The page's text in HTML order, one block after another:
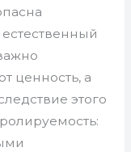
ценность, а
этого